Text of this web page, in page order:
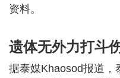
资料。
遗体无外力打斗
据泰媒Khaosod报道，